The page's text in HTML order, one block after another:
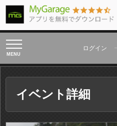
toggle
navigation
ログイン
イベント詳細